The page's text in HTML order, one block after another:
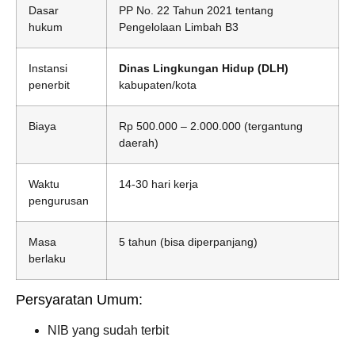
Dasar
hukum
PP No. 22 Tahun 2021 tentang
Pengelolaan Limbah B3
Instansi
penerbit
Dinas Lingkungan Hidup (DLH)
kabupaten/kota
Biaya
Rp 500.000 – 2.000.000 (tergantung
daerah)
Waktu
pengurusan
14-30 hari kerja
Masa
berlaku
5 tahun (bisa diperpanjang)
Persyaratan Umum:
NIB yang sudah terbit